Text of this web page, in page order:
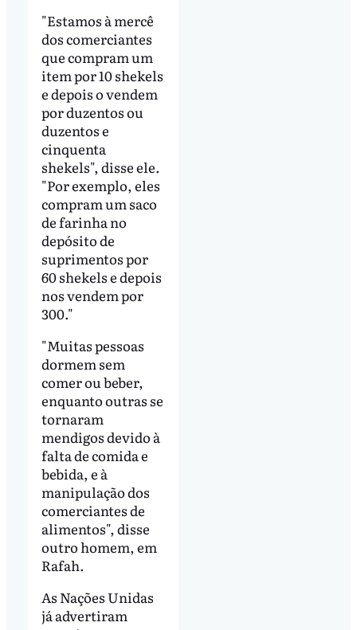
"Estamos à mercê
dos comerciantes
que compram um
item por 10 shekels
e depois o vendem
por duzentos ou
duzentos e
cinquenta
shekels", disse ele.
"Por exemplo, eles
compram um saco
de farinha no
depósito de
suprimentos por
60 shekels e depois
nos vendem por
300."
"Muitas pessoas
dormem sem
comer ou beber,
enquanto outras se
tornaram
mendigos devido à
falta de comida e
bebida, e à
manipulação dos
comerciantes de
alimentos", disse
outro homem, em
Rafah.
As Nações Unidas
já advertiram